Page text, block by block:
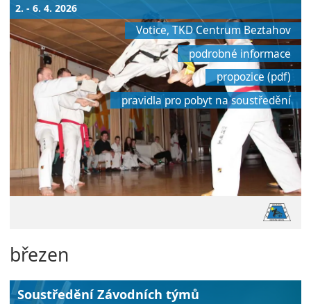
2. - 6. 4. 2026
Votice, TKD Centrum Beztahov
podrobné informace
propozice (pdf)
pravidla pro pobyt na soustředění
březen
Soustředění Závodních týmů